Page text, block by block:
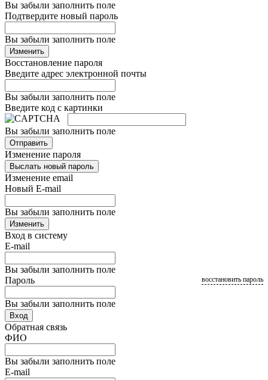
Вы забыли заполнить поле
Подтвердите новый пароль
Вы забыли заполнить поле
Изменить
Восстановление пароля
Введите адрес электронной почты
Вы забыли заполнить поле
Введите код с картинки
Вы забыли заполнить поле
Отправить
Изменение пароля
Выслать новый пароль
Изменение email
Новый E-mail
Вы забыли заполнить поле
Изменить
Вход в систему
E-mail
Вы забыли заполнить поле
Пароль
Вы забыли заполнить поле
восстановить пароль
Вход
Обратная связь
ФИО
Вы забыли заполнить поле
E-mail